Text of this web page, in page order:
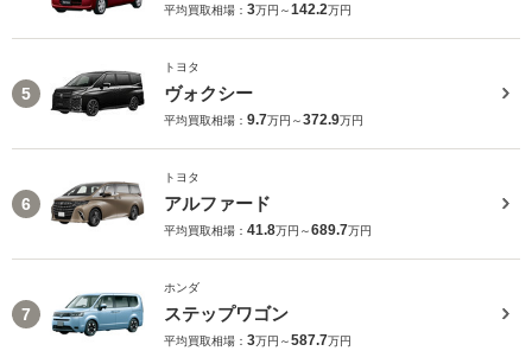
平均買取相場： 3万円～142.2万円
5
トヨタ
ヴォクシー
平均買取相場： 9.7万円～372.9万円
6
トヨタ
アルファード
平均買取相場： 41.8万円～689.7万円
7
ホンダ
ステップワゴン
平均買取相場： 3万円～587.7万円